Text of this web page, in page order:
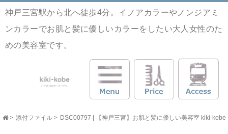
神戸三宮駅から北へ徒歩4分。イノアカラーやノンジアミ
ンカラーでお肌と髪に優しいカラーをしたい大人女性のた
めの美容室です。
> 添付ファイル > DSC00797 | 【神戸三宮】お肌と髪に優しい美容室 kiki-kobe